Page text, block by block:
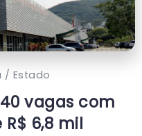
/ Estado
vagas com
6,8 mil